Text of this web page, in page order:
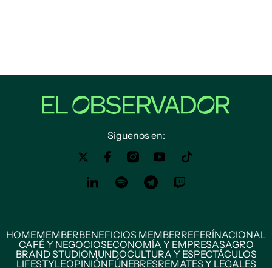
Siguenos en:
HOMEMEMBERBENEFICIOS MEMBERREFERÍNACIONAL
CAFÉ Y NEGOCIOSECONOMÍA Y EMPRESASAGRO
BRAND STUDIOMUNDOCULTURA Y ESPECTÁCULOS
LIFESTYLEOPINIÓNFÚNEBRESREMATES Y LEGALES